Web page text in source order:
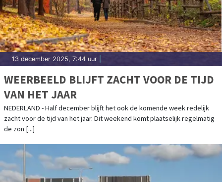
13 december 2025, 7:44 uur
WEERBEELD BLIJFT ZACHT VOOR DE TIJD
VAN HET JAAR
NEDERLAND - Half december blijft het ook de komende week redelijk
zacht voor de tijd van het jaar. Dit weekend komt plaatselijk regelmatig
de zon [...]